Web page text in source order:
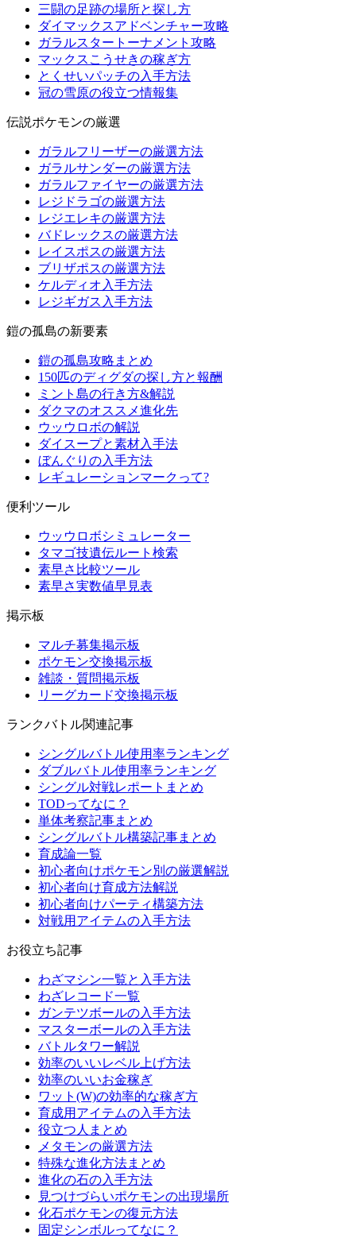
三闘の足跡の場所と探し方
ダイマックスアドベンチャー攻略
ガラルスタートーナメント攻略
マックスこうせきの稼ぎ方
とくせいパッチの入手方法
冠の雪原の役立つ情報集
伝説ポケモンの厳選
ガラルフリーザーの厳選方法
ガラルサンダーの厳選方法
ガラルファイヤーの厳選方法
レジドラゴの厳選方法
レジエレキの厳選方法
バドレックスの厳選方法
レイスポスの厳選方法
ブリザポスの厳選方法
ケルディオ入手方法
レジギガス入手方法
鎧の孤島の新要素
鎧の孤島攻略まとめ
150匹のディグダの探し方と報酬
ミント島の行き方&解説
ダクマのオススメ進化先
ウッウロボの解説
ダイスープと素材入手法
ぼんぐりの入手方法
レギュレーションマークって?
便利ツール
ウッウロボシミュレーター
タマゴ技遺伝ルート検索
素早さ比較ツール
素早さ実数値早見表
掲示板
マルチ募集掲示板
ポケモン交換掲示板
雑談・質問掲示板
リーグカード交換掲示板
ランクバトル関連記事
シングルバトル使用率ランキング
ダブルバトル使用率ランキング
シングル対戦レポートまとめ
TODってなに？
単体考察記事まとめ
シングルバトル構築記事まとめ
育成論一覧
初心者向けポケモン別の厳選解説
初心者向け育成方法解説
初心者向けパーティ構築方法
対戦用アイテムの入手方法
お役立ち記事
わざマシン一覧と入手方法
わざレコード一覧
ガンテツボールの入手方法
マスターボールの入手方法
バトルタワー解説
効率のいいレベル上げ方法
効率のいいお金稼ぎ
ワット(W)の効率的な稼ぎ方
育成用アイテムの入手方法
役立つ人まとめ
メタモンの厳選方法
特殊な進化方法まとめ
進化の石の入手方法
見つけづらいポケモンの出現場所
化石ポケモンの復元方法
固定シンボルってなに？